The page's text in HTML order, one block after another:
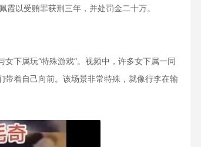
以受贿罪获刑三年，并处罚金二十万。
下属玩“特殊游戏”。视频中，许多女下属一同
着自己向前。该场景非常特殊，就像行李在输